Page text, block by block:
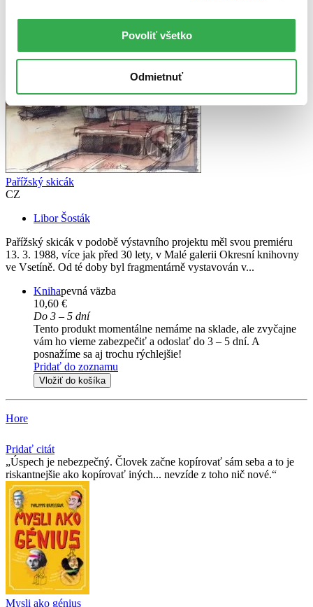
Povoliť všetko
Odmietnuť
Pařížský skicák
CZ
Libor Šosták
Pařížský skicák v podobě výstavního projektu měl svou premiéru
13. 3. 1988, více jak před 30 lety, v Malé galerii Okresní knihovny
ve Vsetíně. Od té doby byl fragmentárně vystavován v...
Knihapevná väzba
10,60 €
Do 3 – 5 dní
Tento produkt momentálne nemáme na sklade, ale zvyčajne
vám ho vieme zabezpečiť a odoslať do 3 – 5 dní. A
posnažíme sa aj trochu rýchlejšie!
Pridať do zoznamu
Vložiť do košíka
Hore
Pridať citát
Úspech je nebezpečný. Človek začne kopírovať sám seba a to je
riskantnejšie ako kopírovať iných... nevzíde z toho nič nové.
Mysli ako génius